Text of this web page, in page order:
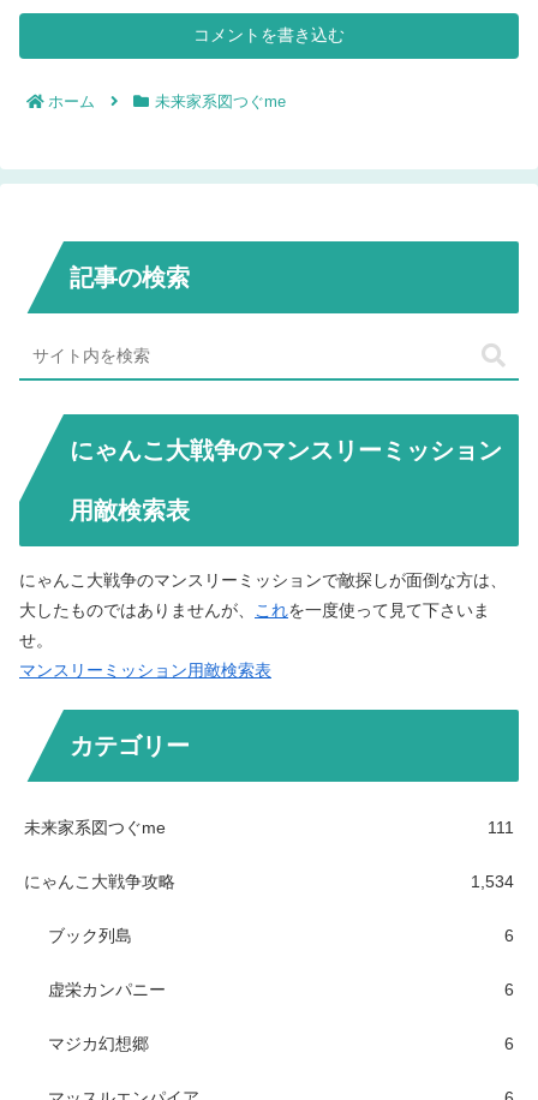
コメントを書き込む
ホーム 未来家系図つぐme
記事の検索
にゃんこ大戦争のマンスリーミッション
用敵検索表
にゃんこ大戦争のマンスリーミッションで敵探しが面倒な方は、
大したものではありませんが、 これを一度使って見て下さいま
せ。
マンスリーミッション用敵検索表
カテゴリー
未来家系図つぐme 111
にゃんこ大戦争攻略 1,534
ブック列島 6
虚栄カンパニー 6
マジカ幻想郷 6